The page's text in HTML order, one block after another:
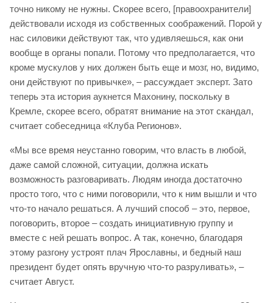
точно никому не нужны. Скорее всего, [правоохранители]
действовали исходя из собственных соображений. Порой у
нас силовики действуют так, что удивляешься, как они
вообще в органы попали. Потому что предполагается, что
кроме мускулов у них должен быть еще и мозг, но, видимо,
они действуют по привычке», – рассуждает эксперт. Зато
теперь эта история аукнется Махонину, поскольку в
Кремле, скорее всего, обратят внимание на этот скандал,
считает собеседница «Клуба Регионов».
«Мы все время неустанно говорим, что власть в любой,
даже самой сложной, ситуации, должна искать
возможность разговаривать. Людям иногда достаточно
просто того, что с ними поговорили, что к ним вышли и что
что-то начало решаться. А лучший способ – это, первое,
поговорить, второе – создать инициативную группу и
вместе с ней решать вопрос. А так, конечно, благодаря
этому разгону устроят плач Ярославны, и бедный наш
президент будет опять вручную что-то разруливать», –
считает Август.